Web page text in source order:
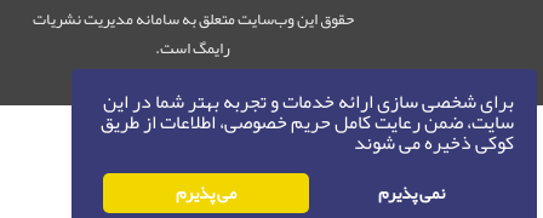
برای شخصی سازی ارائه خدمات و تجربه بهتر شما در این
سایت، ضمن رعایت کامل حریم خصوصی، اطلاعات از طریق
کوکی ذخیره می شوند
نمی پذیرم می پذیرم
حقوق این وب‌سایت متعلق به سامانه مدیریت نشریات
رایمگ است.
حق نشر 1405-1396